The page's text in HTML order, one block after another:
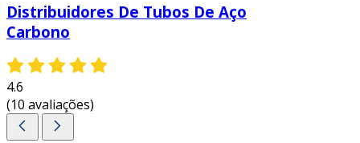
Distribuidores De Tubos De Aço
Carbono
4.6
(10 avaliações)